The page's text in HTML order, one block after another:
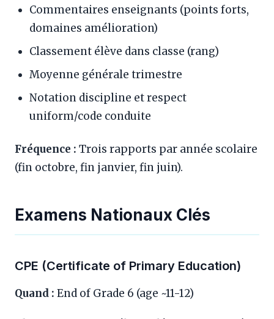
Commentaires enseignants (points forts,
domaines amélioration)
Classement élève dans classe (rang)
Moyenne générale trimestre
Notation discipline et respect
uniform/code conduite
Fréquence : Trois rapports par année scolaire
(fin octobre, fin janvier, fin juin).
Examens Nationaux Clés
CPE (Certificate of Primary Education)
Quand : End of Grade 6 (age ~11-12)